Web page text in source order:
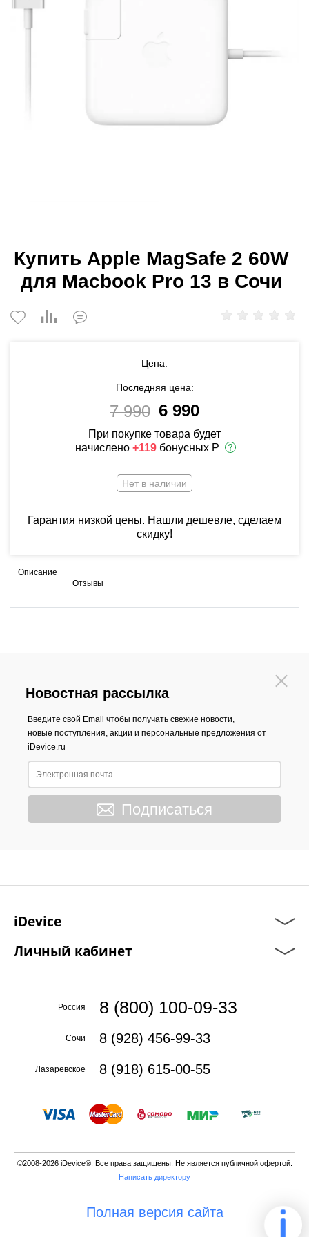
Купить Apple MagSafe 2 60W
для Macbook Pro 13 в Сочи
Цена:
Последняя цена:
7 990 6 990
При покупке товара будет
начислено +119бонусных Р
Нет в наличии
Гарантия низкой цены. Нашли дешевле, сделаем
скидку!
Описание
Отзывы
Новостная рассылка
Введите свой Email чтобы получать свежие новости,
новые поступления, акции и персональные предложения от
iDevice.ru
Подписаться
iDevice
Личный кабинет
Россия 8 (800) 100-09-33
Сочи 8 (928) 456-99-33
Лазаревское 8 (918) 615-00-55
©2008-2026 iDevice®. Все права защищены. Не является публичной офертой.
Написать директору
Полная версия сайта